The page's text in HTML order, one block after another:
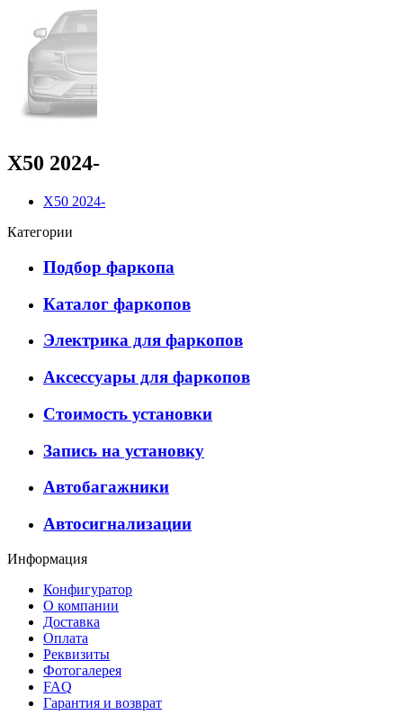
X50 2024-
X50 2024-
Категории
Подбор фаркопа
Каталог фаркопов
Электрика для фаркопов
Аксессуары для фаркопов
Стоимость установки
Запись на установку
Автобагажники
Автосигнализации
Информация
Конфигуратор
О компании
Доставка
Оплата
Реквизиты
Фотогалерея
FAQ
Гарантия и возврат